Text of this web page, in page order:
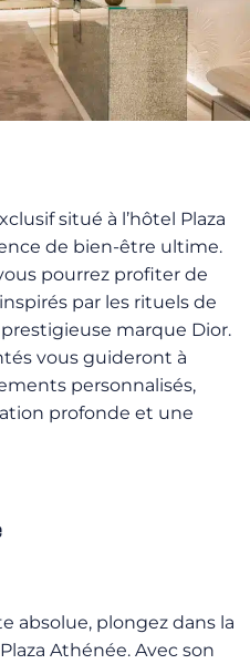
situé à l’hôtel Plaza
de bien-être ultime.
pourrez profiter de
par les rituels de
marque Dior.
vous guideront à
personnalisés,
profonde et une
absolue, plongez dans la
Athénée. Avec son